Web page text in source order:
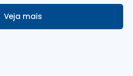
Veja mais